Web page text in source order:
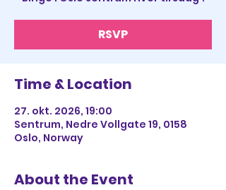
RSVP
Time & Location
27. okt. 2026, 19:00
Sentrum, Nedre Vollgate 19, 0158
Oslo, Norway
About the Event